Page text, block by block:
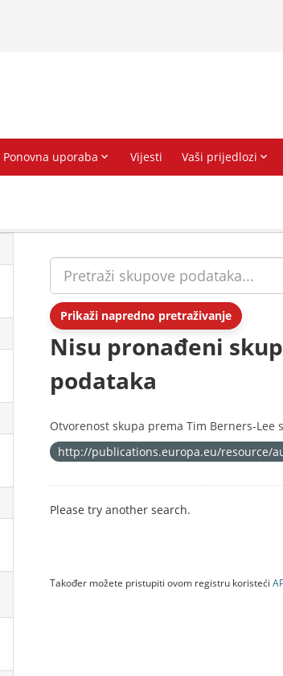
Prikaži napredno pretraživanje
Nisu pronađeni
podataka
Otvorenost skupa prema Tim Berners-Lee
http://publications.europa.eu/resource/
Please try another search.
Također možete pristupiti ovom registru koristeći